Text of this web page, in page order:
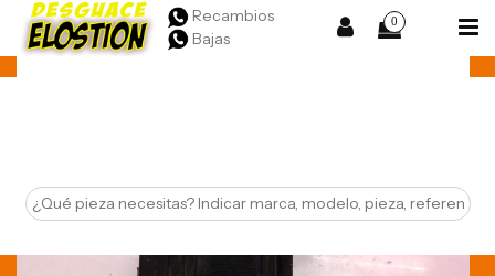
Recambios
Bajas
0